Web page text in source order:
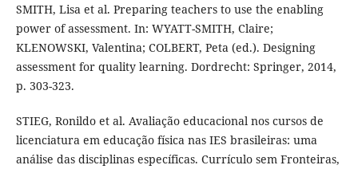
SMITH, Lisa et al. Preparing teachers to use the enabling
power of assessment. In: WYATT-SMITH, Claire;
KLENOWSKI, Valentina; COLBERT, Peta (ed.). Designing
assessment for quality learning. Dordrecht: Springer, 2014,
p. 303-323.
STIEG, Ronildo et al. Avaliação educacional nos cursos de
licenciatura em educação física nas IES brasileiras: uma
análise das disciplinas específicas. Currículo sem Fronteiras,